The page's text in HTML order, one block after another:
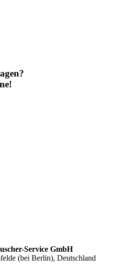
Service GmbH
(bei Berlin), Deutschland